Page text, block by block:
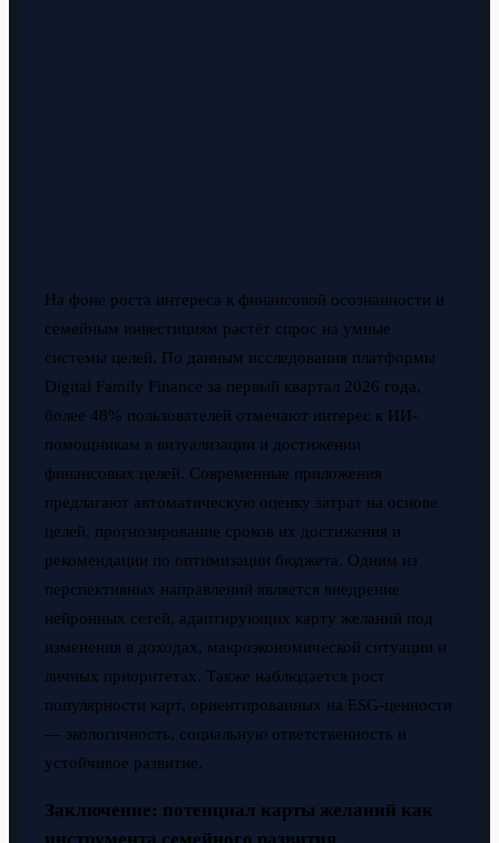
На фоне роста интереса к финансовой осознанности и
семейным инвестициям растёт спрос на умные
системы целей. По данным исследования платформы
Digital Family Finance за первый квартал 2026 года,
более 48% пользователей отмечают интерес к ИИ-
помощникам в визуализации и достижении
финансовых целей. Современные приложения
предлагают автоматическую оценку затрат на основе
целей, прогнозирование сроков их достижения и
рекомендации по оптимизации бюджета. Одним из
перспективных направлений является внедрение
нейронных сетей, адаптирующих карту желаний под
изменения в доходах, макроэкономической ситуации и
личных приоритетах. Также наблюдается рост
популярности карт, ориентированных на ESG-ценности
— экологичность, социальную ответственность и
устойчивое развитие.
Заключение: потенциал карты желаний как